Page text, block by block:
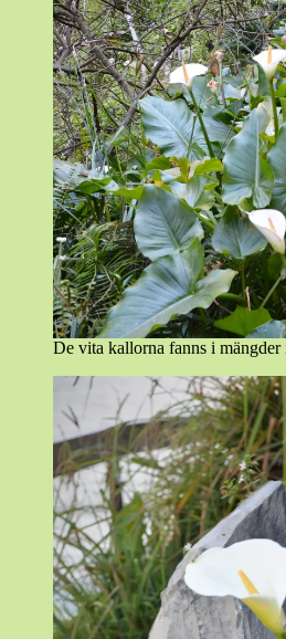
De vita kallorna fanns i mängder